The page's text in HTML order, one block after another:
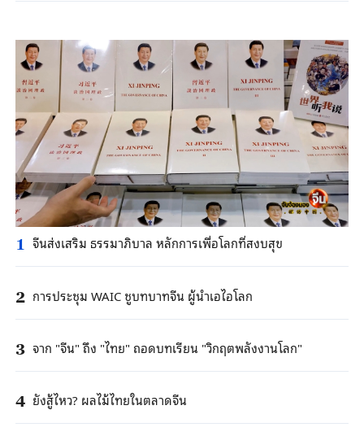
1 จีนส่งเสริม ธรรมาภิบาล หลักการเพื่อโลกที่สงบสุข
2 การประชุม WAIC ชูบทบาทจีน ผู้นำเอไอโลก
3 จาก "จีน" ถึง "ไทย" ถอดบทเรียน "วิกฤตพลังงานโลก"
4 ยังสู้ไหว? ผลไม้ไทยในตลาดจีน